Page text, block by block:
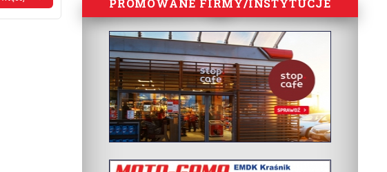
PROMOWANE FIRMY/INSTYTUCJE